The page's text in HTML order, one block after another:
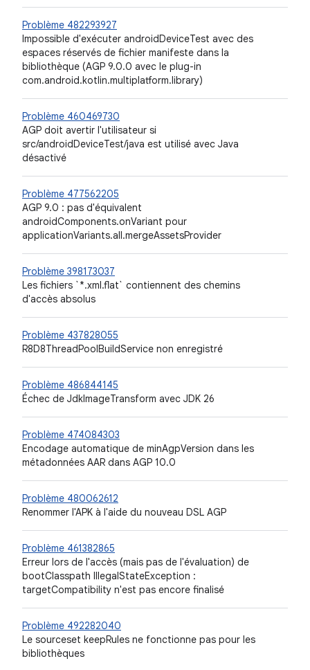
Problème 482293927
Impossible d'exécuter androidDeviceTest avec des
espaces réservés de fichier manifeste dans la
bibliothèque (AGP 9.0.0 avec le plug-in
com.android.kotlin.multiplatform.library)
Problème 460469730
AGP doit avertir l'utilisateur si
src/androidDeviceTest/java est utilisé avec Java
désactivé
Problème 477562205
AGP 9.0 : pas d'équivalent
androidComponents.onVariant pour
applicationVariants.all.mergeAssetsProvider
Problème 398173037
Les fichiers `*.xml.flat` contiennent des chemins
d'accès absolus
Problème 437828055
R8D8ThreadPoolBuildService non enregistré
Problème 486844145
Échec de JdkImageTransform avec JDK 26
Problème 474084303
Encodage automatique de minAgpVersion dans les
métadonnées AAR dans AGP 10.0
Problème 480062612
Renommer l'APK à l'aide du nouveau DSL AGP
Problème 461382865
Erreur lors de l'accès (mais pas de l'évaluation) de
bootClasspath IllegalStateException :
targetCompatibility n'est pas encore finalisé
Problème 492282040
Le sourceset keepRules ne fonctionne pas pour les
bibliothèques